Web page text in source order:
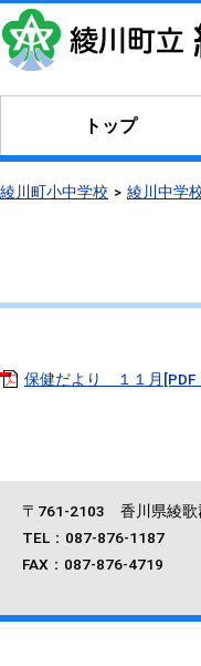
トップ
綾川町小中学校 綾川中学
保健だより １１月[PDF
〒761‐2103 香川県綾歌
TEL：087-876-1187
FAX：087-876-4719